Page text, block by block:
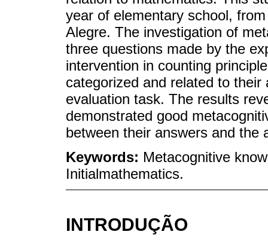
year of elementary school,
Alegre. The investigation of
three questions made by the
intervention in counting
categorized and related to
evaluation task. The results
demonstrated good
between their answers and the
Keywords: Metacognitive
Initialmathematics.
INTRODUÇÃO